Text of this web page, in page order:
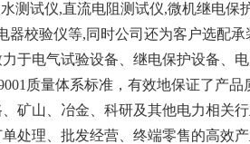
测试仪,直流电阻测试仪,微机继电保
器校验仪等,同时公司还为客户选配
于电气试验设备、继电保护设备、
质量体系标准，有效地保证了产
矿山、冶金、科研及其他电力相关
处理、批发经营、终端零售的高效产